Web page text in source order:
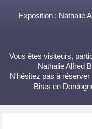
Exposition : Nathalie
Vous êtes visiteurs,
Nathalie Alfred
N'hésitez pas à
Biras en